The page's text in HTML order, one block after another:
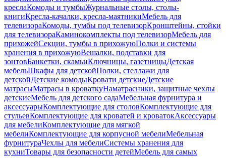
креслаКомоды и тумбыЖурнальные столы, столы-
книгиКресла-качалки, кресла-маятникиМебель для
телевизораКомоды, тумбы под телевизорКронштейны, стойки
для телевизораКаминокомплекты под телевизорМебель для
прихожейСекции, тумбы в прихожуюПолки и системы
хранения в прихожуюВешалки, подставки для
зонтовБанкетки, скамьиКлючницы, газетницыДетская
мебельШкафы для детскойПолки, стеллажи для
детскойДетские комодыКровати детскиеДетские
матрасыМатрасы в кроваткуНаматрасники, защитные чехлы
детскиеМебель для детского садаМебельная фурнитура и
аксессуарыКомплектующие для столовКомплектующие для
стульевКомплектующие для кроватей и кроватокАксессуары
для мебелиКомплектующие для мягкой
мебелиКомплектующие для корпусной мебелиМебельная
фурнитураЧехлы для мебелиСистемы хранения для
кухниТовары для безопасности детейМебель для самых